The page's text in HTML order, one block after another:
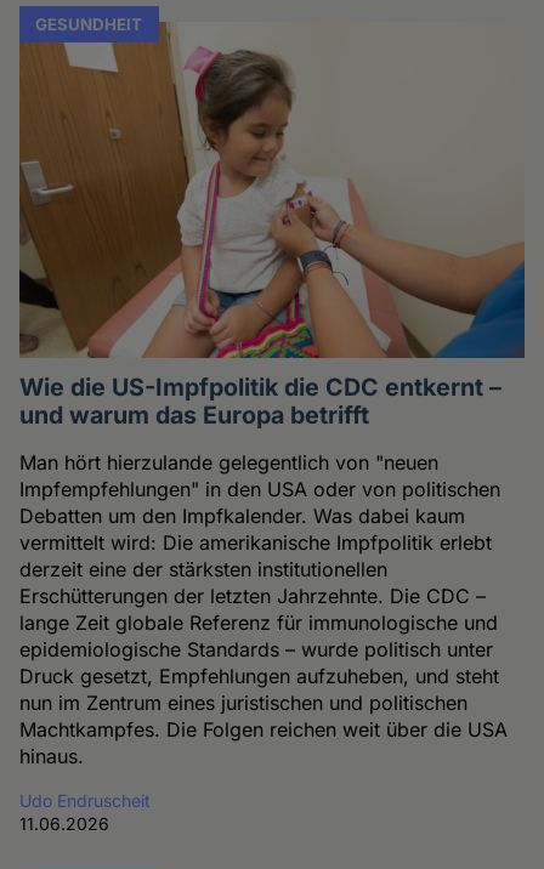
GESUNDHEIT
Wie die US-Impfpolitik die CDC entkernt –
und warum das Europa betrifft
Man hört hierzulande gelegentlich von "neuen
Impfempfehlungen" in den USA oder von politischen
Debatten um den Impfkalender. Was dabei kaum
vermittelt wird: Die amerikanische Impfpolitik erlebt
derzeit eine der stärksten institutionellen
Erschütterungen der letzten Jahrzehnte. Die CDC –
lange Zeit globale Referenz für immunologische und
epidemiologische Standards – wurde politisch unter
Druck gesetzt, Empfehlungen aufzuheben, und steht
nun im Zentrum eines juristischen und politischen
Machtkampfes. Die Folgen reichen weit über die USA
hinaus.
Udo Endruscheit
11.06.2026